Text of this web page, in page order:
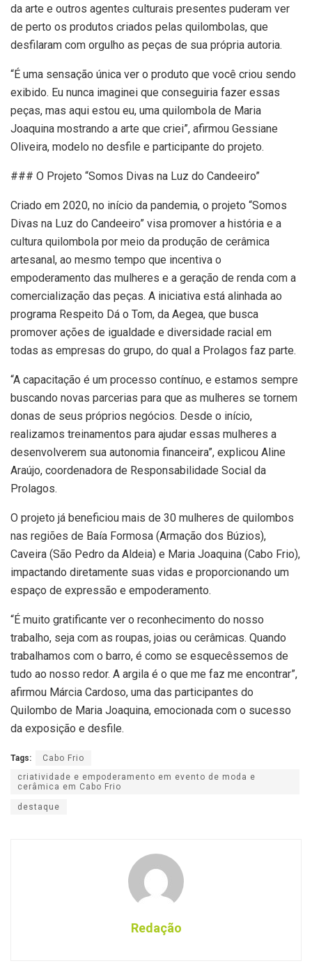
da arte e outros agentes culturais presentes puderam ver
de perto os produtos criados pelas quilombolas, que
desfilaram com orgulho as peças de sua própria autoria.
“É uma sensação única ver o produto que você criou sendo
exibido. Eu nunca imaginei que conseguiria fazer essas
peças, mas aqui estou eu, uma quilombola de Maria
Joaquina mostrando a arte que criei”, afirmou Gessiane
Oliveira, modelo no desfile e participante do projeto.
### O Projeto “Somos Divas na Luz do Candeeiro”
Criado em 2020, no início da pandemia, o projeto “Somos
Divas na Luz do Candeeiro” visa promover a história e a
cultura quilombola por meio da produção de cerâmica
artesanal, ao mesmo tempo que incentiva o
empoderamento das mulheres e a geração de renda com a
comercialização das peças. A iniciativa está alinhada ao
programa Respeito Dá o Tom, da Aegea, que busca
promover ações de igualdade e diversidade racial em
todas as empresas do grupo, do qual a Prolagos faz parte.
“A capacitação é um processo contínuo, e estamos sempre
buscando novas parcerias para que as mulheres se tornem
donas de seus próprios negócios. Desde o início,
realizamos treinamentos para ajudar essas mulheres a
desenvolverem sua autonomia financeira”, explicou Aline
Araújo, coordenadora de Responsabilidade Social da
Prolagos.
O projeto já beneficiou mais de 30 mulheres de quilombos
nas regiões de Baía Formosa (Armação dos Búzios),
Caveira (São Pedro da Aldeia) e Maria Joaquina (Cabo Frio),
impactando diretamente suas vidas e proporcionando um
espaço de expressão e empoderamento.
“É muito gratificante ver o reconhecimento do nosso
trabalho, seja com as roupas, joias ou cerâmicas. Quando
trabalhamos com o barro, é como se esquecêssemos de
tudo ao nosso redor. A argila é o que me faz me encontrar”,
afirmou Márcia Cardoso, uma das participantes do
Quilombo de Maria Joaquina, emocionada com o sucesso
da exposição e desfile.
Tags:
Cabo Frio
criatividade e empoderamento em evento de moda e
cerâmica em Cabo Frio
destaque
Redação